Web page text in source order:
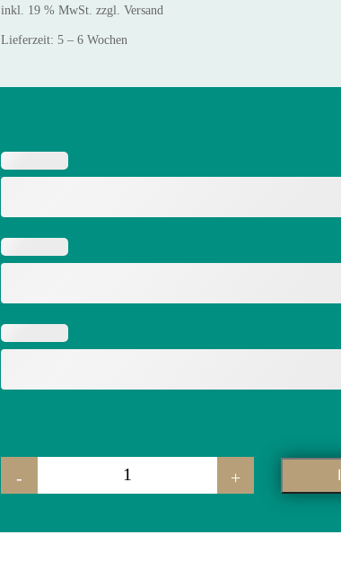
inkl. 19 % MwSt. zzgl. Versand
Lieferzeit: 5 – 6 Wochen
tresen "rolf" der kleine menge
- +